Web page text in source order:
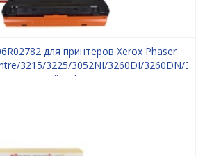
для принтеров Xerox Phaser
3215/3225/3052NI/3260DI/3260DN/
2х3000 копий Colouring